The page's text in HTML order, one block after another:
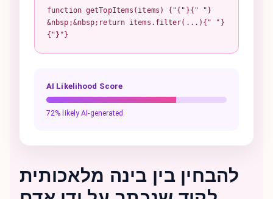
function getTopItems(items) {"{"}{" "}
&nbsp;&nbsp;return items.filter(...){" "}
{"}"}
AI Likelihood Score
72% likely AI-generated
להבחין בין בינה מלאכותית